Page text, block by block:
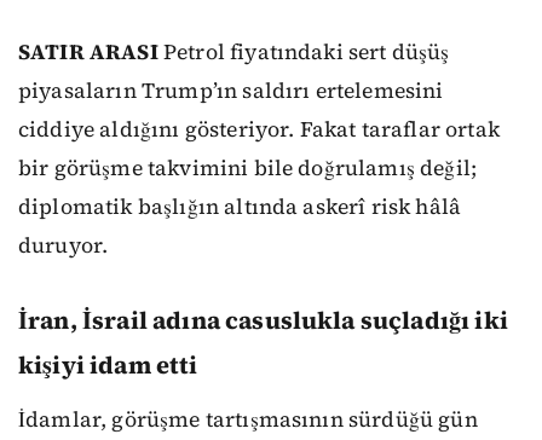
SATIR ARASIPetrol fiyatındaki sert düşüş
piyasaların Trump’ın saldırı ertelemesini
ciddiye aldığını gösteriyor. Fakat taraflar ortak
bir görüşme takvimini bile doğrulamış değil;
diplomatik başlığın altında askerî risk hâlâ
duruyor.
İran, İsrail adına casuslukla suçladığı iki
kişiyi idam etti
İdamlar, görüşme tartışmasının sürdüğü gün